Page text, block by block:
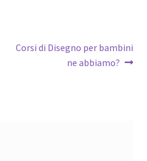
Articolo
Corsi di Disegno per bambini
ne abbiamo?